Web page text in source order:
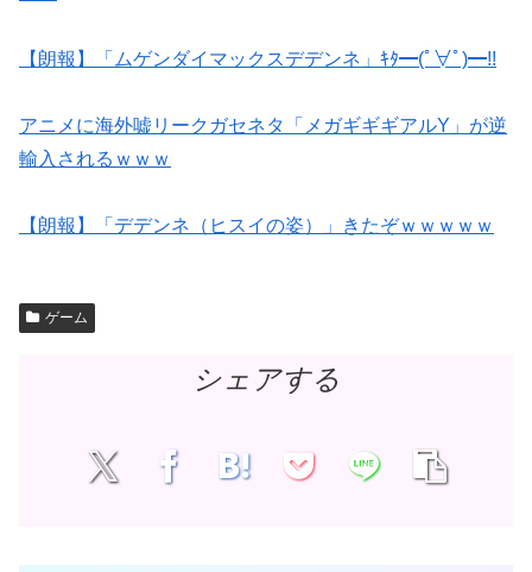
【朗報】「ムゲンダイマックスデデンネ」ｷﾀ━(ﾟ∀ﾟ)━!!
アニメに海外嘘リークガセネタ「メガギギギアルY」が逆
輸入されるｗｗｗ
【朗報】「デデンネ（ヒスイの姿）」きたぞｗｗｗｗｗ
ゲーム
シェアする